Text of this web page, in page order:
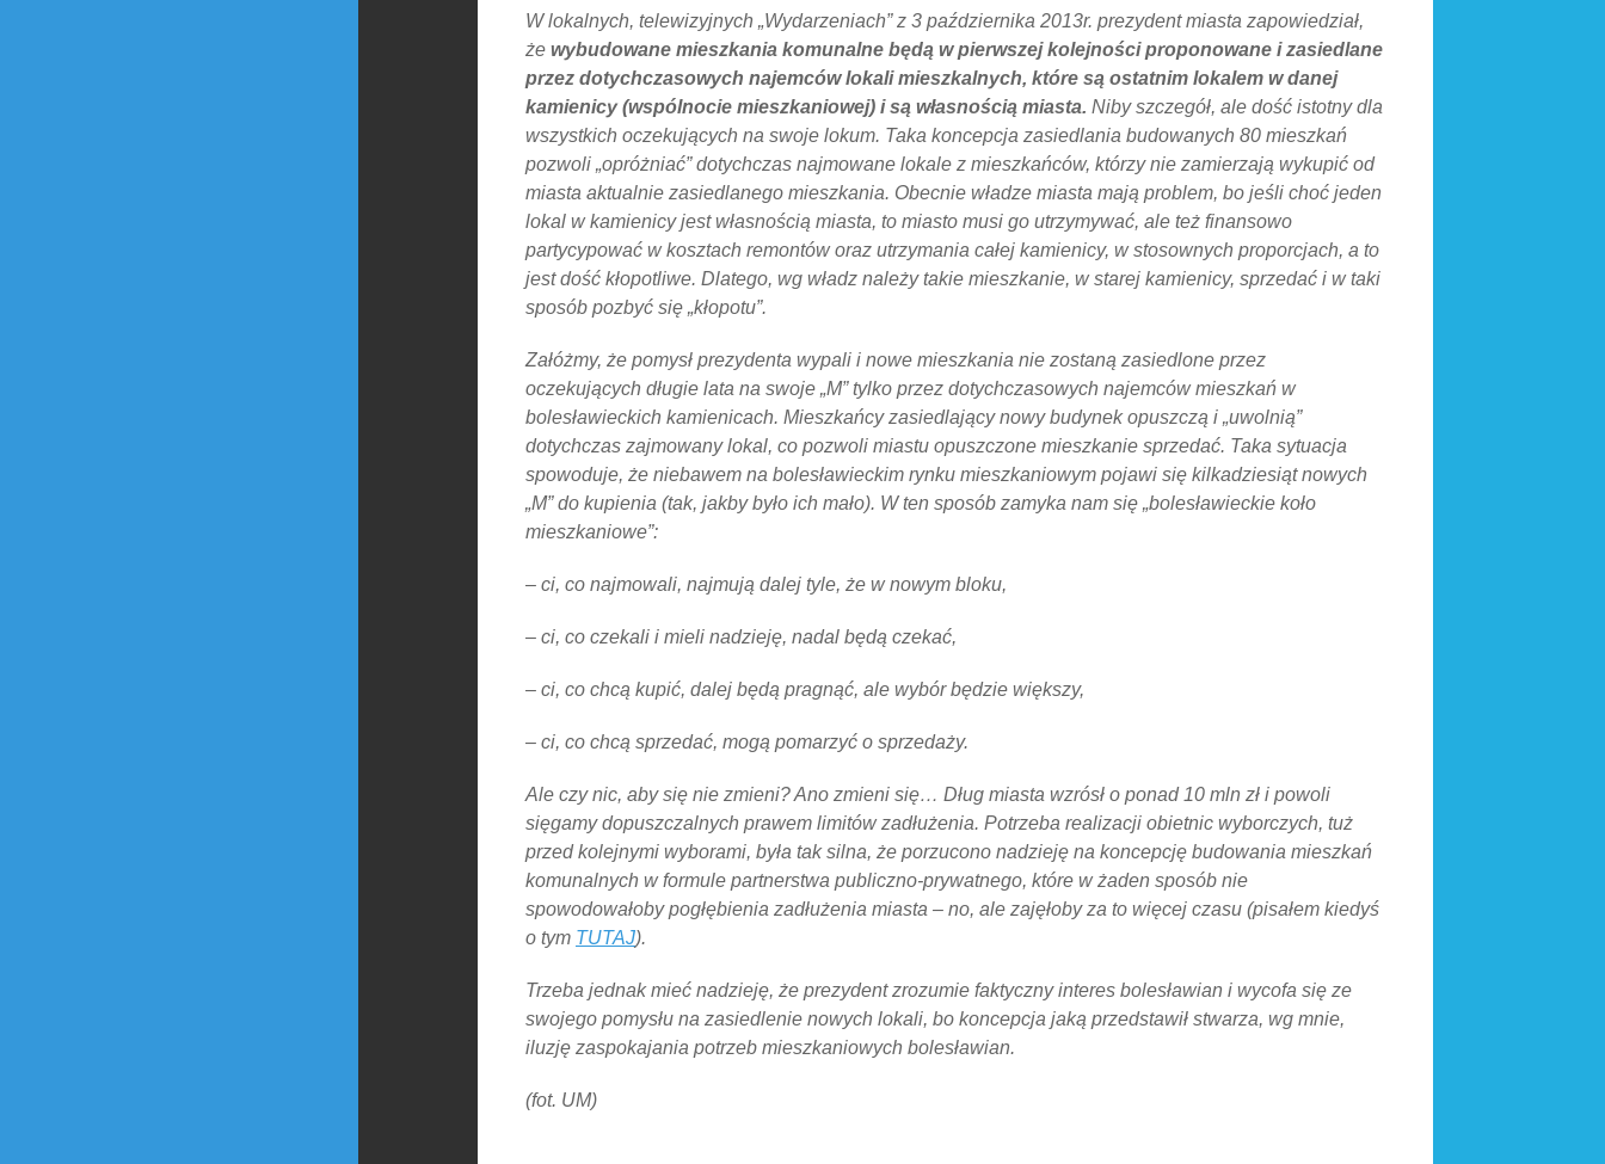
W lokalnych, telewizyjnych „Wydarzeniach” z 3 października 2013r. prezydent miasta zapowiedział,
że wybudowane mieszkania komunalne będą w pierwszej kolejności proponowane i zasiedlane
przez dotychczasowych najemców lokali mieszkalnych, które są ostatnim lokalem w danej
kamienicy (wspólnocie mieszkaniowej) i są własnością miasta. Niby szczegół, ale dość istotny dla
wszystkich oczekujących na swoje lokum. Taka koncepcja zasiedlania budowanych 80 mieszkań
pozwoli „opróżniać” dotychczas najmowane lokale z mieszkańców, którzy nie zamierzają wykupić od
miasta aktualnie zasiedlanego mieszkania. Obecnie władze miasta mają problem, bo jeśli choć jeden
lokal w kamienicy jest własnością miasta, to miasto musi go utrzymywać, ale też finansowo
partycypować w kosztach remontów oraz utrzymania całej kamienicy, w stosownych proporcjach, a to
jest dość kłopotliwe. Dlatego, wg władz należy takie mieszkanie, w starej kamienicy, sprzedać i w taki
sposób pozbyć się „kłopotu”.
Załóżmy, że pomysł prezydenta wypali i nowe mieszkania nie zostaną zasiedlone przez
oczekujących długie lata na swoje „M” tylko przez dotychczasowych najemców mieszkań w
bolesławieckich kamienicach. Mieszkańcy zasiedlający nowy budynek opuszczą i „uwolnią”
dotychczas zajmowany lokal, co pozwoli miastu opuszczone mieszkanie sprzedać. Taka sytuacja
spowoduje, że niebawem na bolesławieckim rynku mieszkaniowym pojawi się kilkadziesiąt nowych
„M” do kupienia (tak, jakby było ich mało). W ten sposób zamyka nam się „bolesławieckie koło
mieszkaniowe”:
– ci, co najmowali, najmują dalej tyle, że w nowym bloku,
– ci, co czekali i mieli nadzieję, nadal będą czekać,
– ci, co chcą kupić, dalej będą pragnąć, ale wybór będzie większy,
– ci, co chcą sprzedać, mogą pomarzyć o sprzedaży.
Ale czy nic, aby się nie zmieni? Ano zmieni się… Dług miasta wzrósł o ponad 10 mln zł i powoli
sięgamy dopuszczalnych prawem limitów zadłużenia. Potrzeba realizacji obietnic wyborczych, tuż
przed kolejnymi wyborami, była tak silna, że porzucono nadzieję na koncepcję budowania mieszkań
komunalnych w formule partnerstwa publiczno-prywatnego, które w żaden sposób nie
spowodowałoby pogłębienia zadłużenia miasta – no, ale zajęłoby za to więcej czasu (pisałem kiedyś
o tym TUTAJ).
Trzeba jednak mieć nadzieję, że prezydent zrozumie faktyczny interes bolesławian i wycofa się ze
swojego pomysłu na zasiedlenie nowych lokali, bo koncepcja jaką przedstawił stwarza, wg mnie,
iluzję zaspokajania potrzeb mieszkaniowych bolesławian.
(fot. UM)